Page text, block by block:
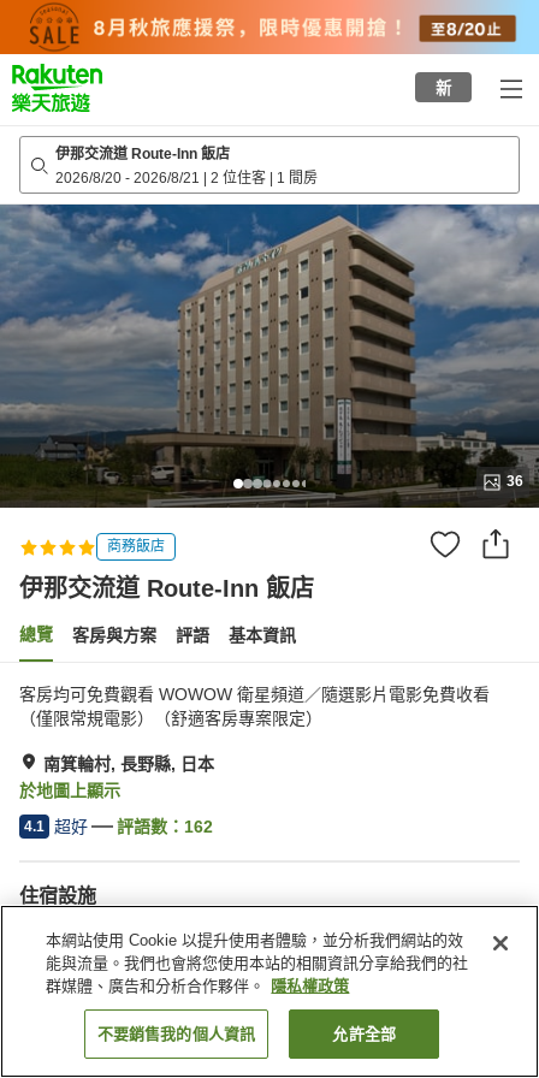
top
page
新
伊那交流道 Route-Inn 飯店
2026/8/20 - 2026/8/21 | 2 位住客 | 1 間房
36
商務飯店
伊那交流道 Route-Inn 飯店
總覽 客房與方案 評語 基本資訊
客房均可免費觀看 WOWOW 衛星頻道／隨選影片電影免費收看
（僅限常規電影）（舒適客房專案限定）
南箕輪村, 長野縣, 日本
於地圖上顯示
4.1 超好 評語數： 162
住宿設施
停車場
餐廳
自動販賣機
公共澡堂
找客房
本網站使用 Cookie 以提升使用者體驗，並分析我們網站的效
能與流量。我們也會將您使用本站的相關資訊分享給我們的社
群媒體、廣告和分析合作夥伴。
隱私權政策
不要銷售我的個人資訊 允許全部